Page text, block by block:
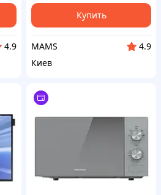
4.9
Купить
MAMS
4.9
Киев